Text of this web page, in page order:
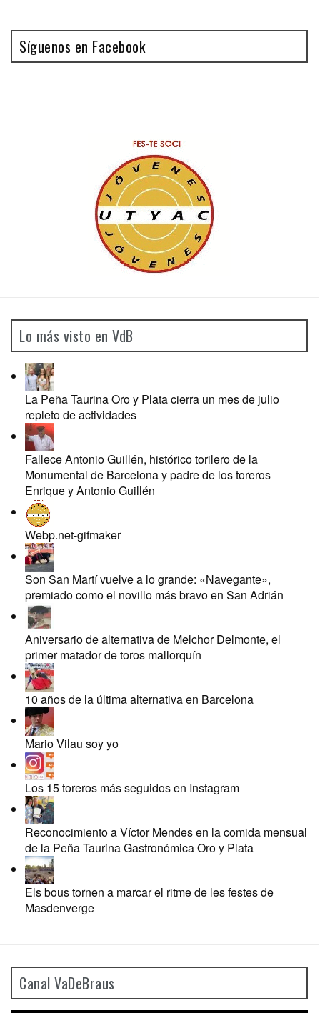
Síguenos en Facebook
Lo más visto en VdB
La Peña Taurina Oro y Plata cierra un mes de julio
repleto de actividades
Fallece Antonio Guillén, histórico torilero de la
Monumental de Barcelona y padre de los toreros
Enrique y Antonio Guillén
Webp.net-gifmaker
Son San Martí vuelve a lo grande: «Navegante»,
premiado como el novillo más bravo en San Adrián
Aniversario de alternativa de Melchor Delmonte, el
primer matador de toros mallorquín
10 años de la última alternativa en Barcelona
Mario Vilau soy yo
Los 15 toreros más seguidos en Instagram
Reconocimiento a Víctor Mendes en la comida mensual
de la Peña Taurina Gastronómica Oro y Plata
Els bous tornen a marcar el ritme de les festes de
Masdenverge
Canal VaDeBraus